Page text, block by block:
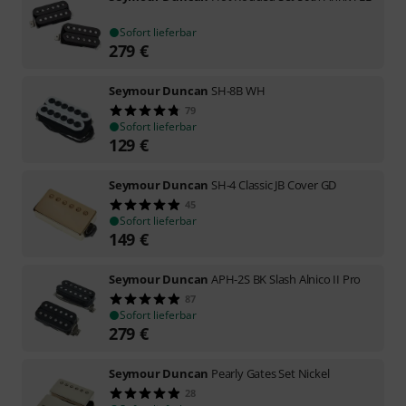
Sofort lieferbar
279 €
Seymour Duncan SH-8B WH
79
Sofort lieferbar
129 €
Seymour Duncan SH-4 Classic JB Cover GD
45
Sofort lieferbar
149 €
Seymour Duncan APH-2S BK Slash Alnico II Pro
87
Sofort lieferbar
279 €
Seymour Duncan Pearly Gates Set Nickel
28